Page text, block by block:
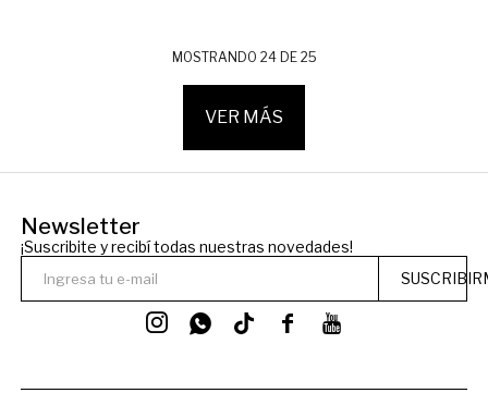
MOSTRANDO 24DE 25
VER MÁS
Newsletter
¡Suscribite y recibí todas nuestras novedades!
 
 